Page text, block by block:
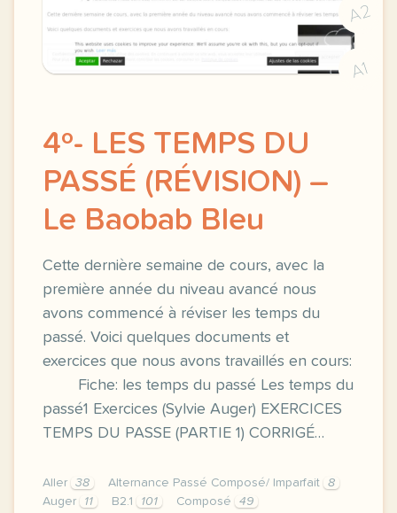
A2
A1
4º- LES TEMPS DU
PASSÉ (RÉVISION) –
Le Baobab Bleu
Cette dernière semaine de cours, avec la
première année du niveau avancé nous
avons commencé à réviser les temps du
passé. Voici quelques documents et
exercices que nous avons travaillés en cours:
Fiche: les temps du passé Les temps du
passé1 Exercices (Sylvie Auger) EXERCICES
TEMPS DU PASSE (PARTIE 1) CORRIGÉ…
Aller 38 Alternance Passé Composé/ Imparfait
8
Auger
11 B2.1 101 Composé
49